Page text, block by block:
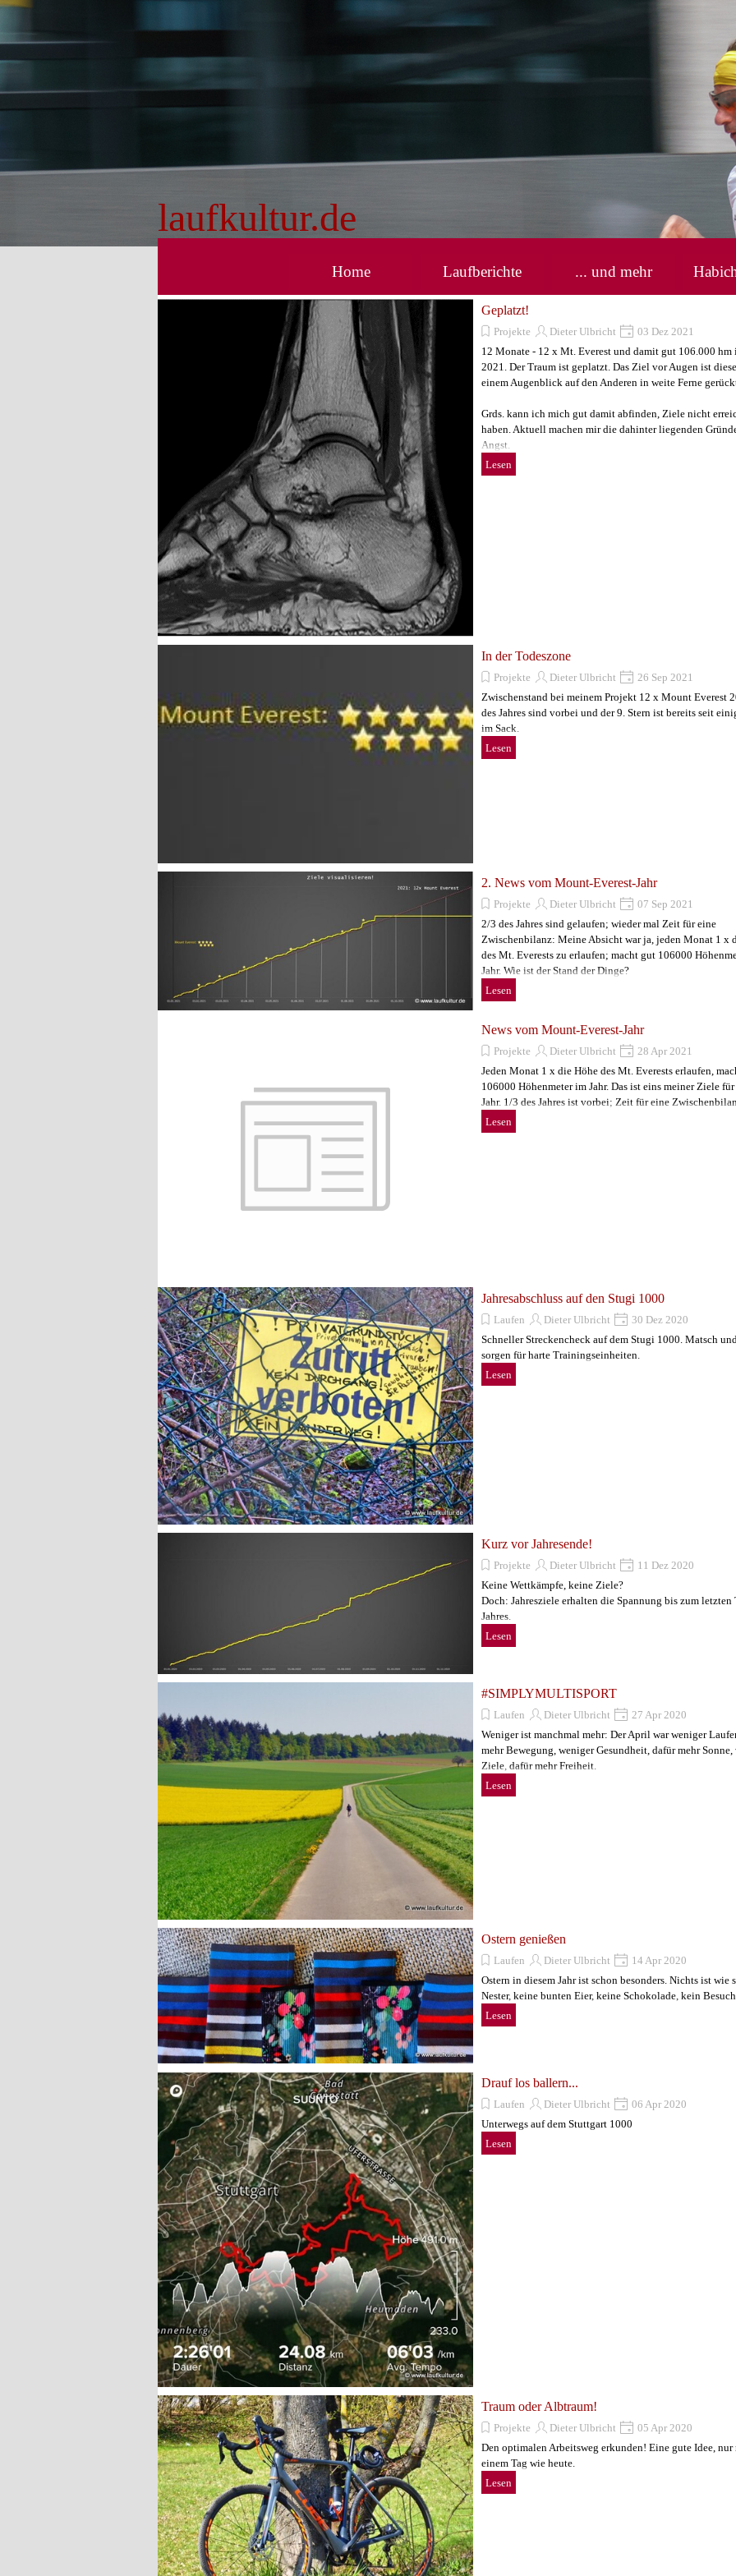
Direkt zum Seiteninhalt
Home Laufberichte ▼
... und mehr
laufkultur.de
Geplatzt!
Projekte Dieter Ulbricht
03 Dez 2021
12 Monate - 12 x Mt. Everest und damit gut 106.000 hm
2021. Der Traum ist geplatzt. Das Ziel vor Augen ist
einem Augenblick auf den Anderen in weite Ferne
Grds. kann ich mich gut damit abfinden, Ziele nicht
haben. Aktuell machen mir die dahinter liegenden
Angst.
Lesen
In der Todeszone
Projekte Dieter Ulbricht
26 Sep 2021
Zwischenstand bei meinem Projekt 12 x Mount Everest
des Jahres sind vorbei und der 9. Stern ist bereits seit
im Sack.
Lesen
2. News vom Mount-Everest-Jahr
Projekte Dieter Ulbricht
07 Sep 2021
2/3 des Jahres sind gelaufen; wieder mal Zeit für eine
Zwischenbilanz: Meine Absicht war ja, jeden Monat 1 x
des Mt. Everests zu erlaufen; macht gut 106000
Jahr. Wie ist der Stand der Dinge?
Lesen
News vom Mount-Everest-Jahr
Projekte Dieter Ulbricht
28 Apr 2021
Jeden Monat 1 x die Höhe des Mt. Everests erlaufen,
106000 Höhenmeter im Jahr. Das ist eins meiner Ziele für
Jahr. 1/3 des Jahres ist vorbei; Zeit für eine
Lesen
Jahresabschluss auf den Stugi 1000
Laufen Dieter Ulbricht
30 Dez 2020
Schneller Streckencheck auf dem Stugi 1000. Matsch
sorgen für harte Trainingseinheiten.
Lesen
Kurz vor Jahresende!
Projekte Dieter Ulbricht
11 Dez 2020
Keine Wettkämpfe, keine Ziele?
Doch: Jahresziele erhalten die Spannung bis zum letzten
Jahres.
Lesen
#SIMPLYMULTISPORT
Laufen Dieter Ulbricht
27 Apr 2020
Weniger ist manchmal mehr: Der April war weniger
mehr Bewegung, weniger Gesundheit, dafür mehr Sonne,
Ziele, dafür mehr Freiheit.
Lesen
Ostern genießen
Laufen Dieter Ulbricht
14 Apr 2020
Ostern in diesem Jahr ist schon besonders. Nichts ist wie
Nester, keine bunten Eier, keine Schokolade, kein
Lesen
Drauf los ballern...
Laufen Dieter Ulbricht
06 Apr 2020
Unterwegs auf dem Stuttgart 1000
Lesen
Traum oder Albtraum!
Projekte Dieter Ulbricht
05 Apr 2020
Den optimalen Arbeitsweg erkunden! Eine gute Idee, nur
einem Tag wie heute.
Lesen